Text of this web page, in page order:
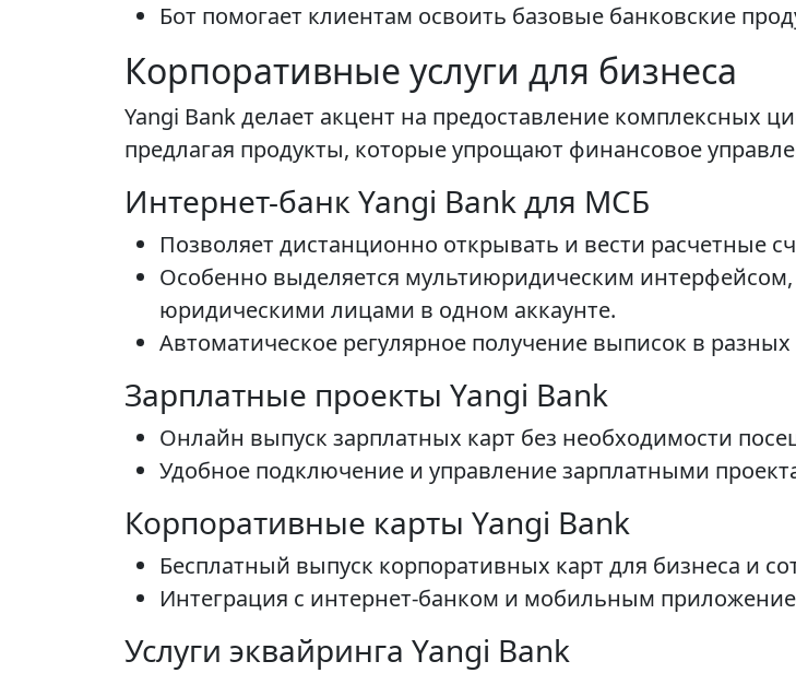
Бот помогает клиентам освоить базовые банковские
Корпоративные услуги для бизнеса
Yangi Bank делает акцент на предоставление комплексных
предлагая продукты, которые упрощают финансовое
Интернет-банк Yangi Bank для МСБ
Позволяет дистанционно открывать и вести расчетные
Особенно выделяется мультиюридическим
юридическими лицами в одном аккаунте.
Автоматическое регулярное получение выписок в
Зарплатные проекты Yangi Bank
Онлайн выпуск зарплатных карт без необходимости
Удобное подключение и управление зарплатными
Корпоративные карты Yangi Bank
Бесплатный выпуск корпоративных карт для бизнеса и
Интеграция с интернет-банком и мобильным
Услуги эквайринга Yangi Bank